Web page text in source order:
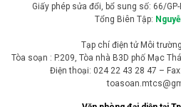
Giấy phép sửa đổi, bổ sung số: 66/
Tổng Biên Tập:
Tạp chí điện tử Môi
Tòa soạn : P.209, Tòa nhà B3D phố Mạc
Điện thoại: 024 22 43 28 47 –